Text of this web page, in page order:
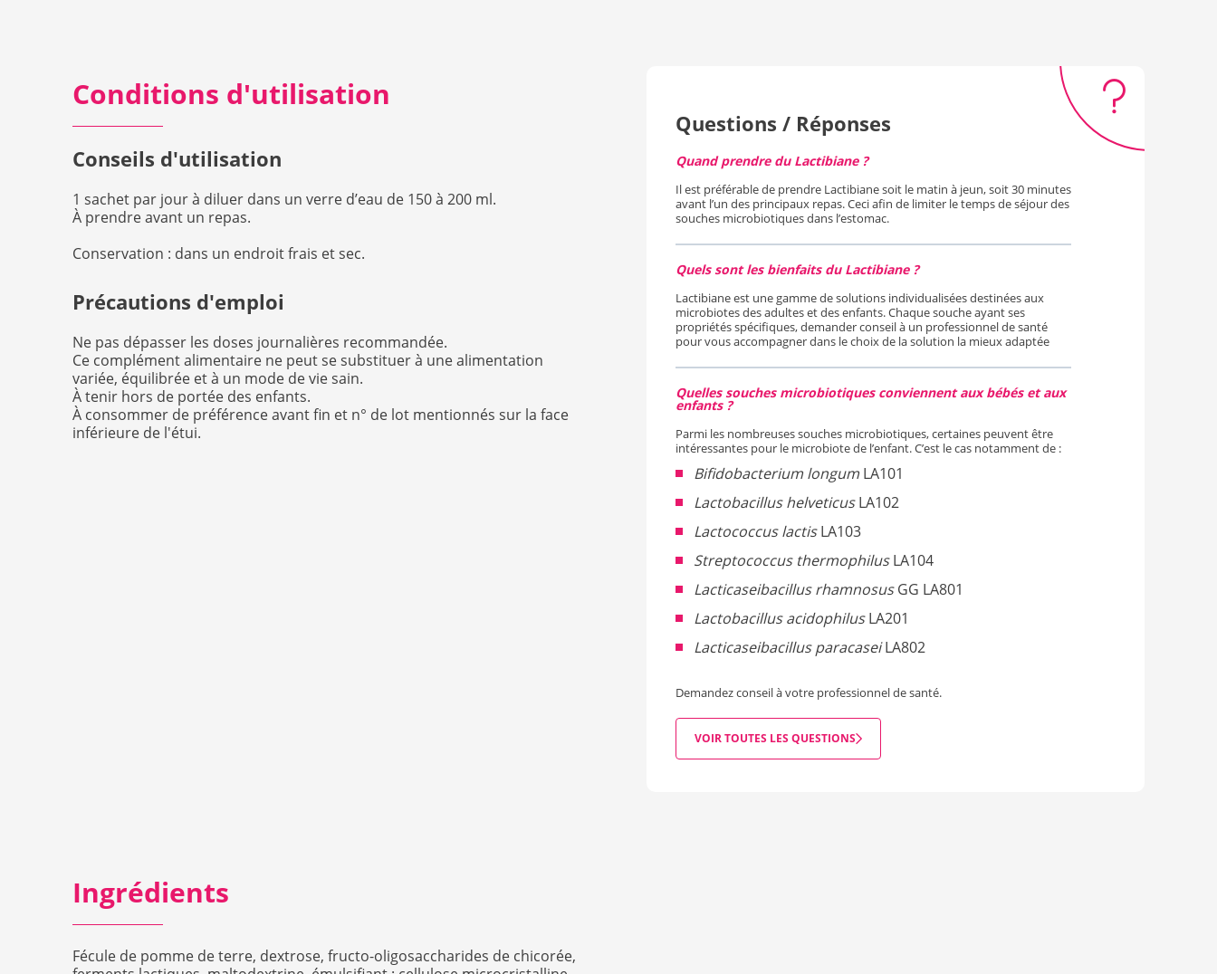
Conditions d'utilisation
Conseils d'utilisation
1 sachet par jour à diluer dans un verre d’eau de 150 à 200 ml.
À prendre avant un repas.
Conservation : dans un endroit frais et sec.
Précautions d'emploi
Ne pas dépasser les doses journalières recommandée.
Ce complément alimentaire ne peut se substituer à une alimentation
variée, équilibrée et à un mode de vie sain.
À tenir hors de portée des enfants.
À consommer de préférence avant fin et n° de lot mentionnés sur la face
inférieure de l'étui.
Questions / Réponses
Quand prendre du Lactibiane ?
Il est préférable de prendre Lactibiane soit le matin à jeun, soit 30 minutes
avant l’un des principaux repas. Ceci afin de limiter le temps de séjour des
souches microbiotiques dans l’estomac.
Quels sont les bienfaits du Lactibiane ?
Lactibiane est une gamme de solutions individualisées destinées aux
microbiotes des adultes et des enfants. Chaque souche ayant ses
propriétés spécifiques, demander conseil à un professionnel de santé
pour vous accompagner dans le choix de la solution la mieux adaptée
Quelles souches microbiotiques conviennent aux bébés et aux
enfants ?
Parmi les nombreuses souches microbiotiques, certaines peuvent être
intéressantes pour le microbiote de l’enfant. C’est le cas notamment de :
Bifidobacterium longum LA101
Lactobacillus helveticusLA102
Lactococcus lactisLA103
Streptococcus thermophilusLA104
Lacticaseibacillus rhamnosusGG LA801
Lactobacillus acidophilusLA201
Lacticaseibacillus paracaseiLA802
Demandez conseil à votre professionnel de santé.
VOIR TOUTES LES QUESTIONS
Ingrédients
Fécule de pomme de terre, dextrose, fructo-oligosaccharides de chicorée,